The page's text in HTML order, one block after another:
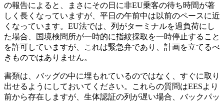
の報告によると、まさにその日に非EU乗客の待ち時間が著
しく長くなっていますが、平日の午前中は以前のペースに近
くなっています。EU法では、列がターミナルを過負荷にし
た場合、国境検問所が一時的に指紋採取を一時停止すること
を許可していますが、これは緊急弁であり、計画を立てるべ
きものではありません。
書類は、バッグの中に埋もれているのではなく、すぐに取り
出せるようにしておいてください。これらの質問はEESより
前から存在しますが、生体認証の列が遅い場合、バックパッ